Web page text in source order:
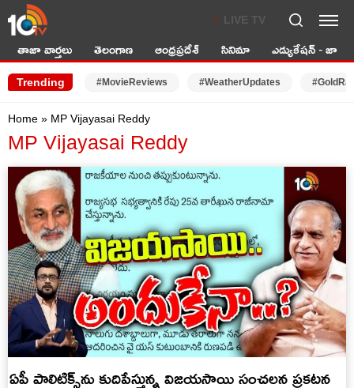
LIVE TV
తాజా వార్తలు తెలంగాణ ఆంధ్రప్రదేశ్ సినిమా ఎడ్యుకేషన్ - జాబ్స్
Trending #MovieReviews #WeatherUpdates
Home » MP Vijayasai Reddy
MP Vijayasai Reddy
ఏపీ పాలిటిక్స్‌ను కుదిపేస్తున్న విజయసాయి సంచలన ప్రకటన